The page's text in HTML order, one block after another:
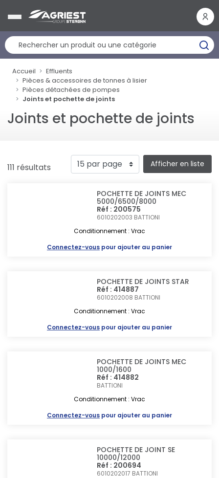
Accueil
Effluents
Pièces & accessoires de tonnes à lisier
Pièces détachées de pompes
Joints et pochette de joints
Joints et pochette de joints
111 résultats Afficher en liste
POCHETTE DE JOINTS MEC
5000/6500/8000
Réf : 200575
6010202003 BATTIONI
Conditionnement : Vrac
Connectez-vous pour ajouter au panier
POCHETTE DE JOINTS STAR
Réf : 414887
6010202008 BATTIONI
Conditionnement : Vrac
Connectez-vous pour ajouter au panier
POCHETTE DE JOINTS MEC
1000/1600
Réf : 414882
BATTIONI
Conditionnement : Vrac
Connectez-vous pour ajouter au panier
POCHETTE DE JOINT SE
10000/12000
Réf : 200694
6010202017 BATTIONI